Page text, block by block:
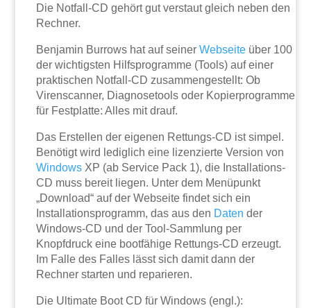
Die Notfall-CD gehört gut verstaut gleich neben den
Rechner.
Benjamin Burrows hat auf seinerWebseite über 100
der wichtigsten Hilfsprogramme (Tools) auf einer
praktischen Notfall-CD zusammengestellt: Ob
Virenscanner, Diagnosetools oder Kopierprogramme
für Festplatte: Alles mit drauf.
Das Erstellen der eigenen Rettungs-CD ist simpel.
Benötigt wird lediglich eine lizenzierte Version von
Windows XP (ab Service Pack 1), die Installations-
CD muss bereit liegen. Unter dem Menüpunkt
„Download“ auf der Webseite findet sich ein
Installationsprogramm, das aus den Daten der
Windows-CD und der Tool-Sammlung per
Knopfdruck eine bootfähige Rettungs-CD erzeugt.
Im Falle des Falles lässt sich damit dann der
Rechner starten und reparieren.
Die Ultimate Boot CD für Windows (engl.):